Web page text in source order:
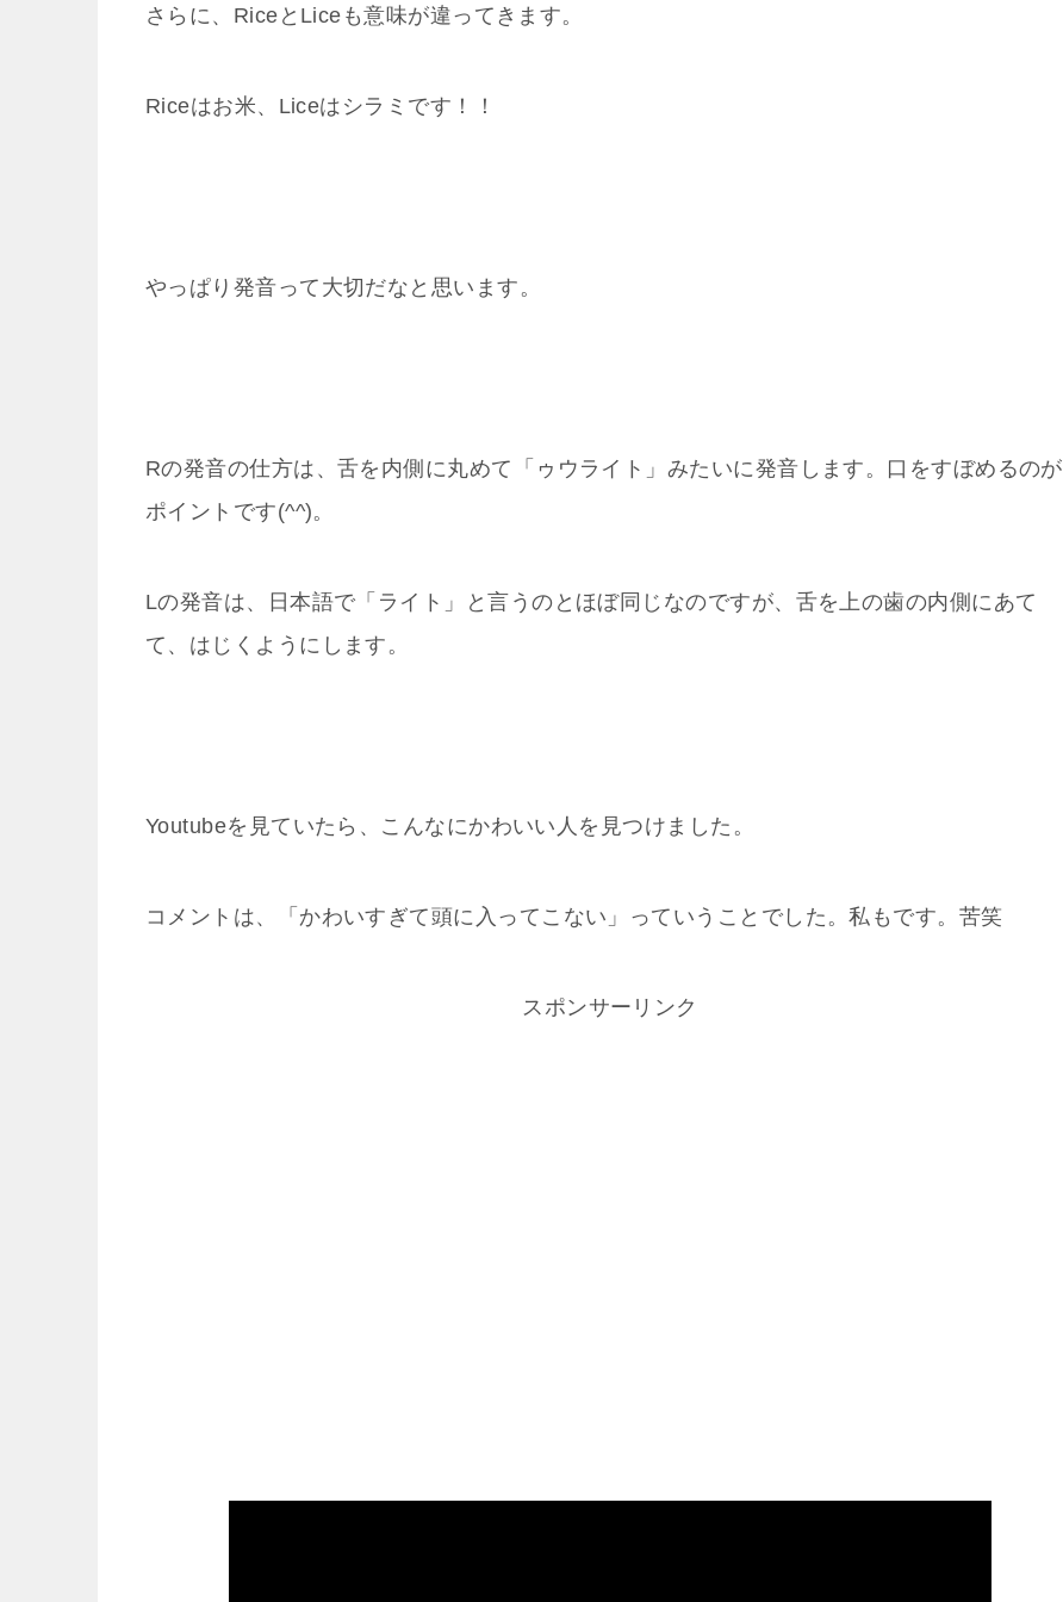
さらに、RiceとLiceも意味が違ってきます。
Riceはお米、Liceはシラミです！！
やっぱり発音って大切だなと思います。
Rの発音の仕方は、舌を内側に丸めて「ゥウライト」みたいに発音します。口をすぼめるのが
ポイントです(^^)。
Lの発音は、日本語で「ライト」と言うのとほぼ同じなのですが、舌を上の歯の内側にあて
て、はじくようにします。
Youtubeを見ていたら、こんなにかわいい人を見つけました。
コメントは、「かわいすぎて頭に入ってこない」っていうことでした。私もです。苦笑
スポンサーリンク